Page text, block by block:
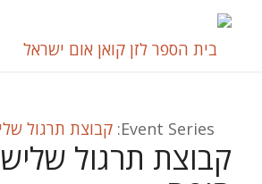
Event Series: קבוצת תרגול
קבוצת תרגול